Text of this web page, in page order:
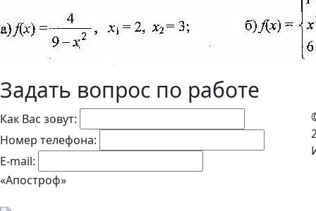
Задать вопрос по работе
Как Вас зовут:
Номер телефона:
E-mail:
«Апостроф»